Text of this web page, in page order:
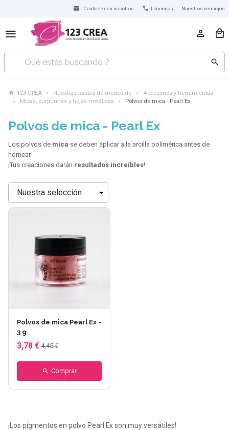
Contacte con nosotros Llámenos Nuestros consejos
123 CREA Nuestras pastas de modelado
Accesorios y herramientas
Micas, purpurinas y hojas metálicas
Polvos de mica - Pearl Ex
Polvos de mica - Pearl Ex
Los polvos de mica se deben aplicar a la arcilla polimérica antes de
hornear.
¡Tus creaciones darán resultados increíbles!
Ordenar
por
Polvos de mica Pearl Ex -
3 g
3,78 € 4,45 €
Comprar
¡Los pigmentos en polvo Pearl Ex son muy versátiles!